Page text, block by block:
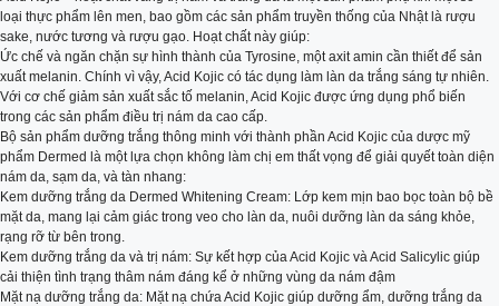
loại thực phẩm lên men, bao gồm các sản phẩm truyền thống của Nhật là rượu
sake, nước tương và rượu gạo. Hoạt chất này giúp:
Ức chế và ngăn chặn sự hình thành của Tyrosine, một axit amin cần thiết để sản
xuất melanin. Chính vì vậy, Acid Kojic có tác dụng làm làn da trắng sáng tự nhiên.
Với cơ chế giảm sản xuất sắc tố melanin, Acid Kojic được ứng dụng phổ biến
trong các sản phẩm điều trị nám da cao cấp.
Bộ sản phẩm dưỡng trắng thông minh với thành phần Acid Kojic của dược mỹ
phẩm Dermed là một lựa chọn không làm chị em thất vọng để giải quyết toàn diện
nám da, sạm da, và tàn nhang:
Kem dưỡng trắng da Dermed Whitening Cream: Lớp kem mịn bao bọc toàn bộ bề
mặt da, mang lại cảm giác trong veo cho làn da, nuôi dưỡng làn da sáng khỏe,
rạng rỡ từ bên trong.
Kem dưỡng trắng da và trị nám: Sự kết hợp của Acid Kojic và Acid Salicylic giúp
cải thiện tình trạng thâm nám đáng kể ở những vùng da nám đậm
Mặt nạ dưỡng trắng da: Mặt nạ chứa Acid Kojic giúp dưỡng ẩm, dưỡng trắng da